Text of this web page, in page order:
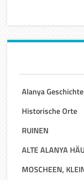
Alanya Geschichte
Historische Orte
RUINEN
ALTE ALANYA
MOSCHEEN,